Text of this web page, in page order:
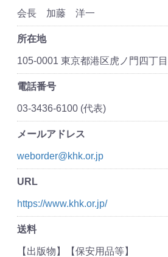
会長 加藤 洋一
所在地
105-0001 東京都港区虎ノ門四丁
電話番号
03-3436-6100 (代表)
メールアドレス
weborder@khk.or.jp
URL
https://www.khk.or.jp/
送料
【出版物】【保安用品等】